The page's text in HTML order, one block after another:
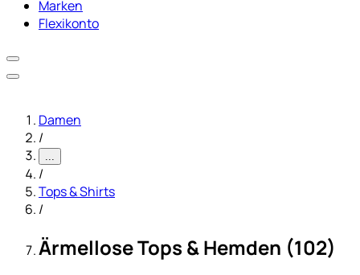
Marken
Flexikonto
Damen
/
...
/
Tops & Shirts
/
Ärmellose Tops & Hemden (102)